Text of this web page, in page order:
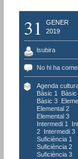
31
GENER
2019
lsubira
No hi ha
Agenda
Bàsic 1
Bàsic
Bàsic 3,
Elemental 2,
Elemental 3,
Intermedi 1
2, Intermedi 3,
Suficiència 1
Suficiència 2,
Suficiència 3